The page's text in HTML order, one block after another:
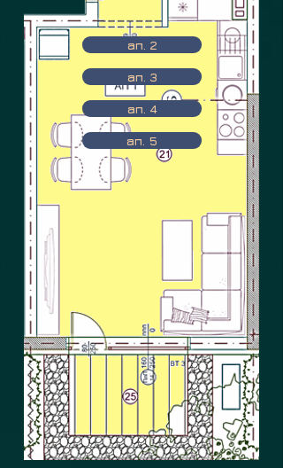
ап. 2
ап. 3
ап. 4
ап. 5